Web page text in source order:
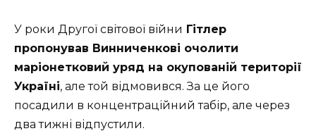
У роки Другої світової війни Гітлер
пропонував Винниченкові очолити
маріонетковий уряд на окупованій території
Україні, але той відмовився. За це його
посадили в концентраційний табір, але через
два тижні відпустили.